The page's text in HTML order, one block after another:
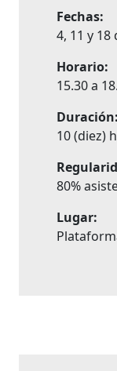
Fechas:
4, 11 y 18
Horario:
15.30 a
Duración:
10 (diez)
80%
Lugar: